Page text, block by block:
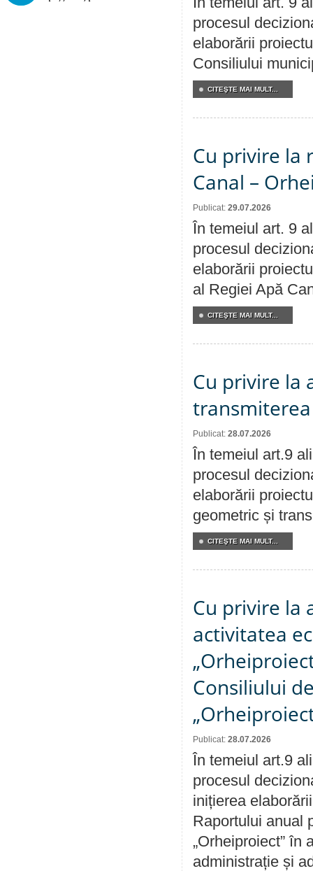
procesul
elaborării
Consiliului
CITEŞTE MAI MULT...
Cu privire la
Canal –
Publicat: 29.07.2026
În temeiul art. 9
procesul
elaborării
al Regiei Apă
CITEŞTE MAI MULT...
Cu privire la
Publicat: 28.07.2026
În temeiul art.9
procesul
elaborării
geometric și
CITEŞTE MAI MULT...
Cu privire la
activitatea
Consiliului
Publicat: 28.07.2026
În temeiul art.9
procesul
inițierea
Raportului anual
„Orheiproiect” în
administrație și